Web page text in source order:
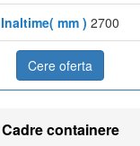
Inaltime( mm ) 2700
Cere oferta
Cadre containere